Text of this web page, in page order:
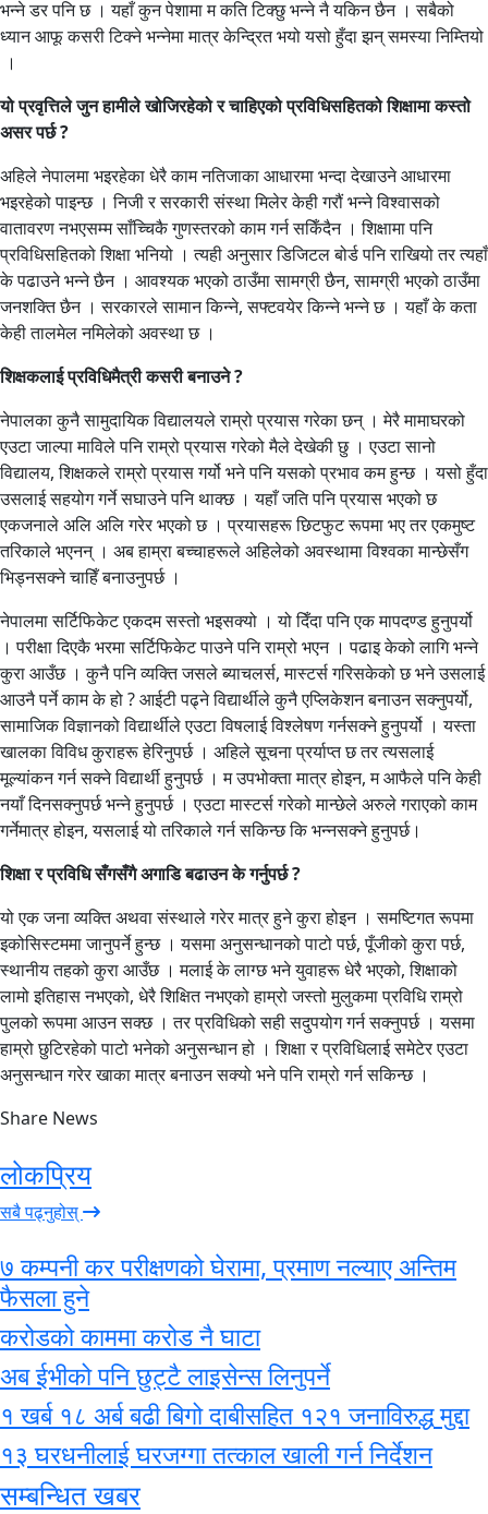
भन्ने डर पनि छ । यहाँ कुन पेशामा म कति टिक्छु भन्ने नै यकिन छैन । सबैको
ध्यान आफू कसरी टिक्ने भन्नेमा मात्र केन्द्रित भयो यसो हुँदा झन् समस्या निम्तियो
।
यो प्रवृत्तिले जुन हामीले खोजिरहेको र चाहिएको प्रविधिसहितको शिक्षामा कस्तो
असर पर्छ ?
अहिले नेपालमा भइरहेका धेरै काम नतिजाका आधारमा भन्दा देखाउने आधारमा
भइरहेको पाइन्छ । निजी र सरकारी संस्था मिलेर केही गरौं भन्ने विश्वासको
वातावरण नभएसम्म साँच्चिकै गुणस्तरको काम गर्न सकिँदैन । शिक्षामा पनि
प्रविधिसहितको शिक्षा भनियो । त्यही अनुसार डिजिटल बोर्ड पनि राखियो तर त्यहाँ
के पढाउने भन्ने छैन । आवश्यक भएको ठाउँमा सामग्री छैन, सामग्री भएको ठाउँमा
जनशक्ति छैन । सरकारले सामान किन्ने, सफ्टवयेर किन्ने भन्ने छ । यहाँ के कता
केही तालमेल नमिलेको अवस्था छ ।
शिक्षकलाई प्रविधिमैत्री कसरी बनाउने ?
नेपालका कुनै सामुदायिक विद्यालयले राम्रो प्रयास गरेका छन् । मेरै मामाघरको
एउटा जाल्पा माविले पनि राम्रो प्रयास गरेको मैले देखेकी छु । एउटा सानो
विद्यालय, शिक्षकले राम्रो प्रयास गर्यो भने पनि यसको प्रभाव कम हुन्छ । यसो हुँदा
उसलाई सहयोग गर्ने सघाउने पनि थाक्छ । यहाँ जति पनि प्रयास भएको छ
एकजनाले अलि अलि गरेर भएको छ । प्रयासहरू छिटफुट रूपमा भए तर एकमुष्ट
तरिकाले भएनन् । अब हाम्रा बच्चाहरूले अहिलेको अवस्थामा विश्वका मान्छेसँग
भिड्नसक्ने चाहिँ बनाउनुपर्छ ।
नेपालमा सर्टिफिकेट एकदम सस्तो भइसक्यो । यो दिँदा पनि एक मापदण्ड हुनुपर्यो
। परीक्षा दिएकै भरमा सर्टिफिकेट पाउने पनि राम्रो भएन । पढाइ केको लागि भन्ने
कुरा आउँछ । कुनै पनि व्यक्ति जसले ब्याचलर्स, मास्टर्स गरिसकेको छ भने उसलाई
आउनै पर्ने काम के हो ? आईटी पढ्ने विद्यार्थीले कुनै एप्लिकेशन बनाउन सक्नुपर्यो,
सामाजिक विज्ञानको विद्यार्थीले एउटा विषलाई विश्लेषण गर्नसक्ने हुनुपर्यो । यस्ता
खालका विविध कुराहरू हेरिनुपर्छ । अहिले सूचना प्रर्याप्त छ तर त्यसलाई
मूल्यांकन गर्न सक्ने विद्यार्थी हुनुपर्छ । म उपभोक्ता मात्र होइन, म आफैले पनि केही
नयाँ दिनसक्नुपर्छ भन्ने हुनुपर्छ । एउटा मास्टर्स गरेको मान्छेले अरुले गराएको काम
गर्नेमात्र होइन, यसलाई यो तरिकाले गर्न सकिन्छ कि भन्नसक्ने हुनुपर्छ।
शिक्षा र प्रविधि सँगसँगै अगाडि बढाउन के गर्नुपर्छ ?
यो एक जना व्यक्ति अथवा संस्थाले गरेर मात्र हुने कुरा होइन । समष्टिगत रूपमा
इकोसिस्टममा जानुपर्ने हुन्छ । यसमा अनुसन्धानको पाटो पर्छ, पूँजीको कुरा पर्छ,
स्थानीय तहको कुरा आउँछ । मलाई के लाग्छ भने युवाहरू धेरै भएको, शिक्षाको
लामो इतिहास नभएको, धेरै शिक्षित नभएको हाम्रो जस्तो मुलुकमा प्रविधि राम्रो
पुलको रूपमा आउन सक्छ । तर प्रविधिको सही सदुपयोग गर्न सक्नुपर्छ । यसमा
हाम्रो छुटिरहेको पाटो भनेको अनुसन्धान हो । शिक्षा र प्रविधिलाई समेटेर एउटा
अनुसन्धान गरेर खाका मात्र बनाउन सक्यो भने पनि राम्रो गर्न सकिन्छ ।
Share News
लोकप्रिय
सबै पढ्नुहोस्
७ कम्पनी कर परीक्षणको घेरामा, प्रमाण नल्याए अन्तिम
फैसला हुने
करोडको काममा करोड नै घाटा
अब ईभीको पनि छुट्टै लाइसेन्स लिनुपर्ने
१ खर्ब १८ अर्ब बढी बिगो दाबीसहित १२१ जनाविरुद्ध मुद्दा
१३ घरधनीलाई घरजग्गा तत्काल खाली गर्न निर्देशन
सम्बन्धित खबर